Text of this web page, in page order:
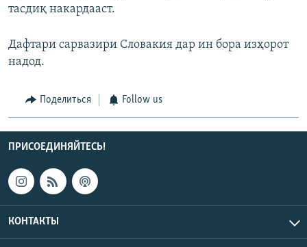
тасдиқ накардааст.
Дафтари сарвазири Словакия дар ин бора изҳорот
надод.
Поделиться Follow us
ПРИСОЕДИНЯЙТЕСЬ!
КОНТАКТЫ